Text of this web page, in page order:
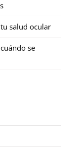
salud ocular
se